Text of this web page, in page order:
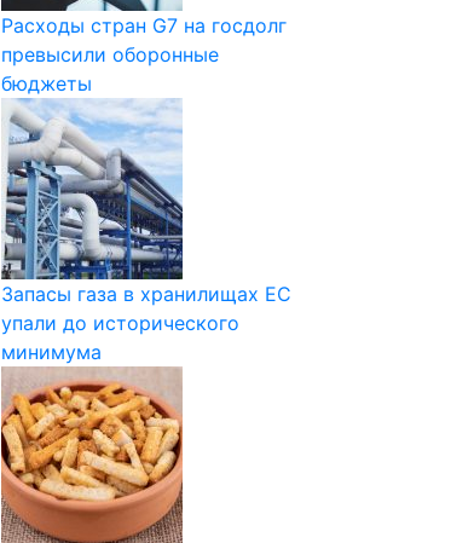
Расходы стран G7 на госдолг
превысили оборонные
бюджеты
Запасы газа в хранилищах ЕС
упали до исторического
минимума